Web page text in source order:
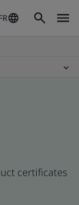
certificates